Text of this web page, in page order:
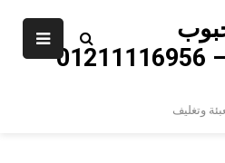
01211116954 – 01211116956 –
وتغليف